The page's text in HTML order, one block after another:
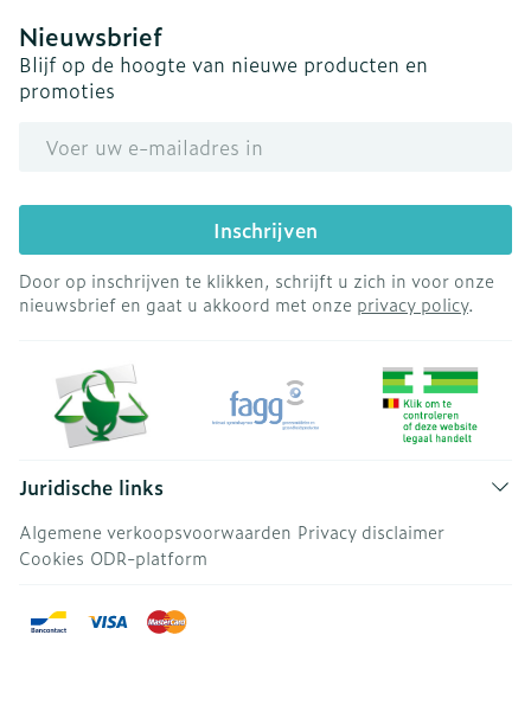
Nieuwsbrief
Blijf op de hoogte van nieuwe producten en
promoties
Inschrijven
Door op inschrijven te klikken, schrijft u zich in voor onze
nieuwsbrief en gaat u akkoord met onze privacy policy.
Juridische links
Algemene verkoopsvoorwaarden Privacy disclaimer
Cookies ODR-platform